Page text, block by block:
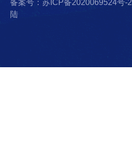
备案号：苏ICP备2020069524号-2
陆